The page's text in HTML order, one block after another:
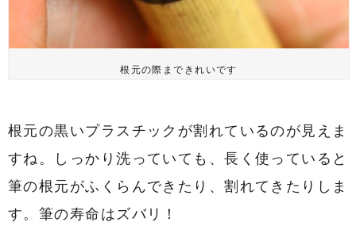
根元の際まできれいです
根元の黒いプラスチックが割れているのが見えま
すね。しっかり洗っていても、長く使っていると
筆の根元がふくらんできたり、割れてきたりしま
す。筆の寿命はズバリ！